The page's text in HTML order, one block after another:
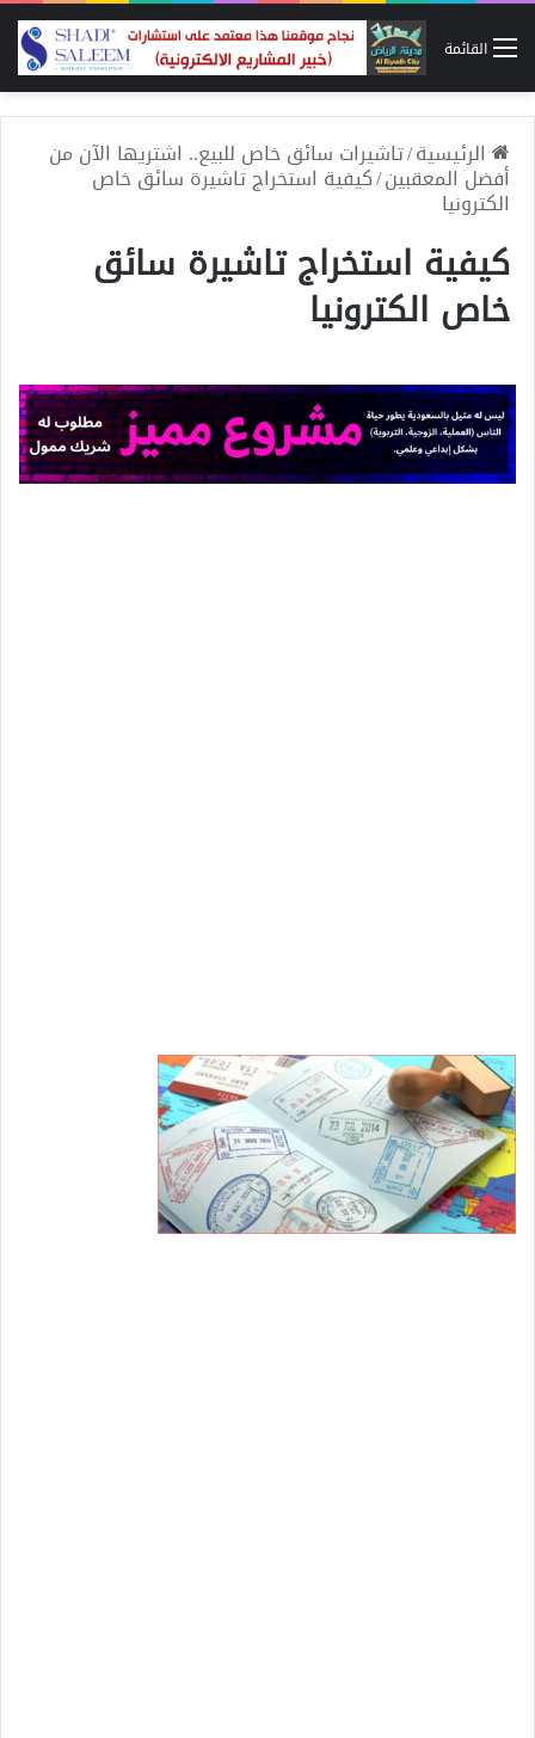
القائمة
الرئيسية/تاشيرات سائق خاص للبيع.. اشتريها الآن من
أفضل المعقبين/كيفية استخراج تاشيرة سائق خاص
الكترونيا
كيفية استخراج تاشيرة سائق
خاص الكترونيا